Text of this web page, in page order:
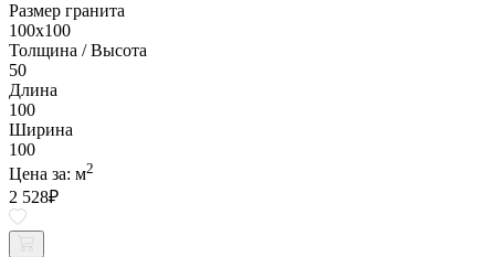
Размер гранита
100х100
Толщина / Высота
50
Длина
100
Ширина
100
Цена за: м2
2 528₽